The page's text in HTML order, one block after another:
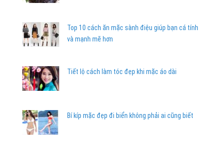
Top 10 cách ăn mặc sành điệu giúp bạn cá tính
và mạnh mẽ hơn
Tiết lộ cách làm tóc đẹp khi mặc áo dài
Bí kíp mặc đẹp đi biển không phải ai cũng biết